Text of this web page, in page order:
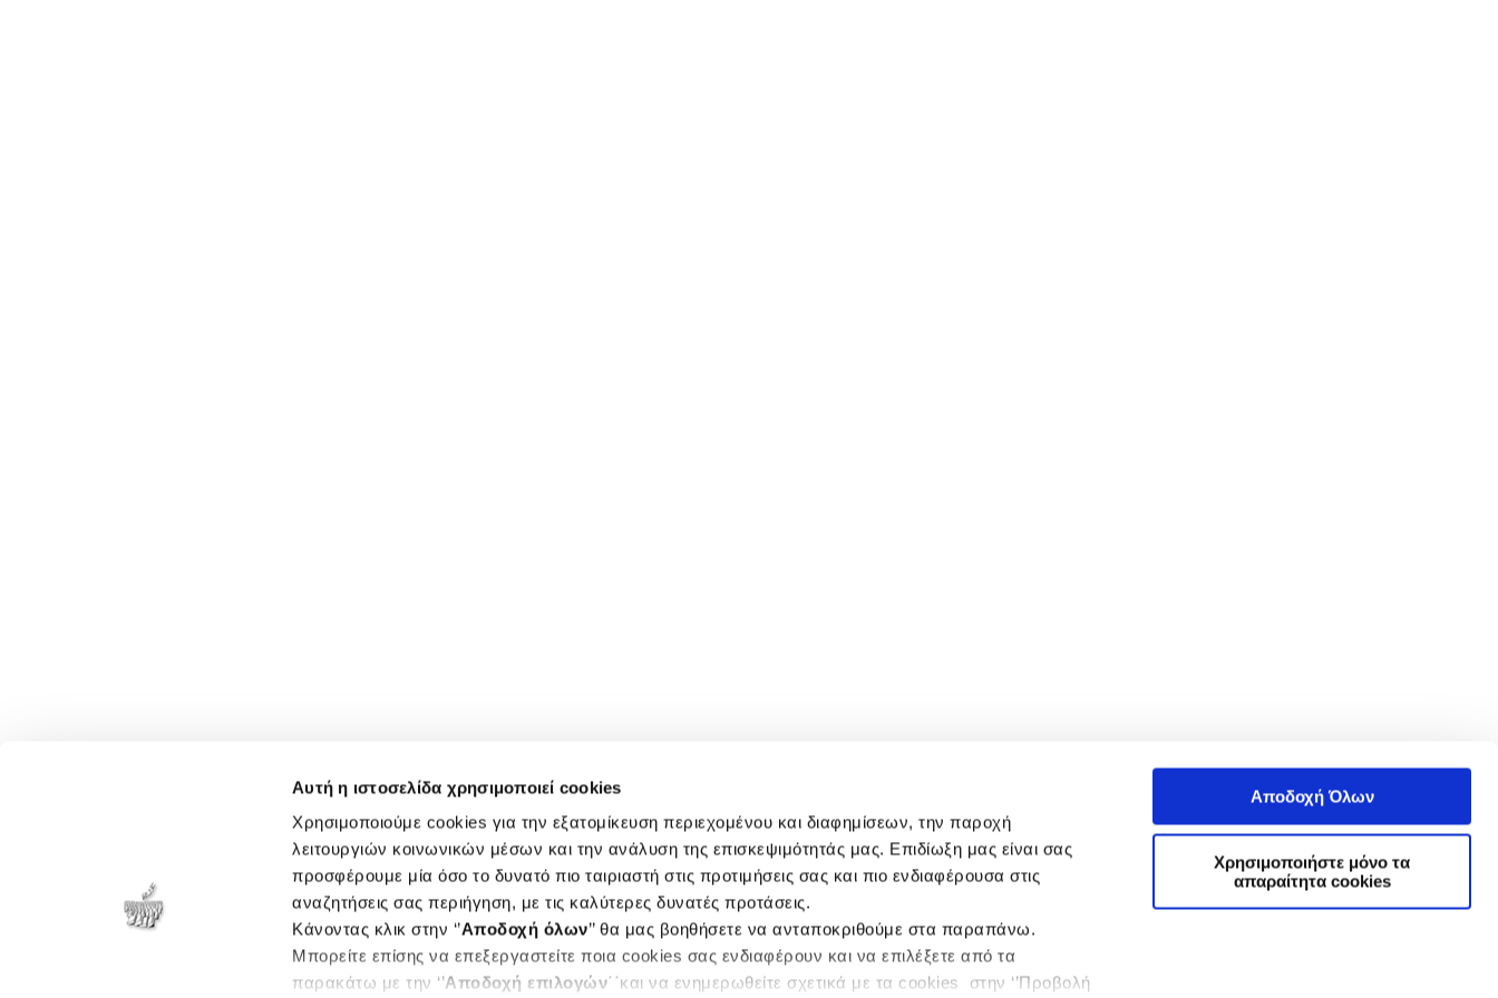
Αυτή η ιστοσελίδα χρησιμοποιεί cookies
Χρησιμοποιούμε cookies για την εξατομίκευση περιεχομένου και διαφημίσεων, την παροχή
λειτουργιών κοινωνικών μέσων και την ανάλυση της επισκεψιμότητάς μας. Επιδίωξη μας είναι σας
προσφέρουμε μία όσο το δυνατό πιο ταιριαστή στις προτιμήσεις σας και πιο ενδιαφέρουσα στις
αναζητήσεις σας περιήγηση, με τις καλύτερες δυνατές προτάσεις.
Κάνοντας κλικ στην ‘’Αποδοχή όλων’’ θα μας βοηθήσετε να ανταποκριθούμε στα παραπάνω.
Μπορείτε επίσης να επεξεργαστείτε ποια cookies σας ενδιαφέρουν και να επιλέξετε από τα
παρακάτω με την ‘’Αποδοχή επιλογών΄΄και να ενημερωθείτε σχετικά με τα cookies στην ‘’Προβολή
Αποδοχή Όλων
Χρησιμοποιήστε μόνο τα
απαραίτητα cookies